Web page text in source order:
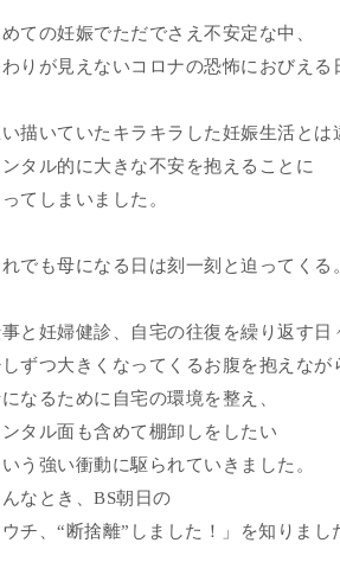
ての妊娠でただでさえ不安定な中、
りが見えないコロナの恐怖におびえる
描いていたキラキラした妊娠生活とは
ンタル的に大きな不安を抱えることに
てしまいました。
でも母になる日は刻一刻と迫ってくる。
と妊婦健診、自宅の往復を繰り返す日
ずつ大きくなってくるお腹を抱えなが
なるために自宅の環境を整え、
ンタル面も含めて棚卸しをしたい
いう強い衝動に駆られていきました。
なとき、BS朝日の
ウチ、“断捨離”しました！」を知りまし